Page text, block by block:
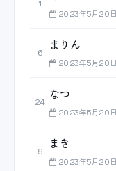
1
2023年5月20日
6
まりん
2023年5月20日
24
なつ
2023年5月20日
9
まき
2023年5月20日